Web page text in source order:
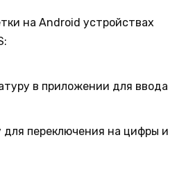
на Android устройствах
в приложении для ввода
переключения на цифры и